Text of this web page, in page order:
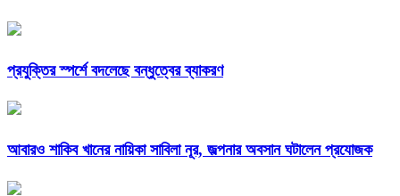
প্রযুক্তির স্পর্শে বদলেছে বন্ধুত্বের ব্যাকরণ
আবারও শাকিব খানের নায়িকা সাবিলা নূর, জল্পনার অবসান ঘটালেন প্রযোজক